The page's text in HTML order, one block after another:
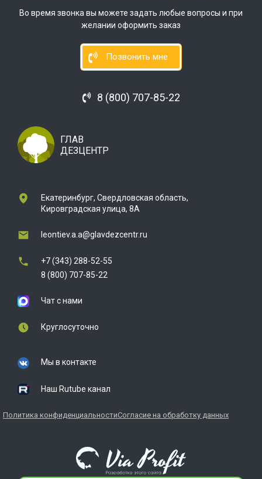
Во время звонка вы можете задать любые вопросы и при
желании оформить заказ
Позвонить мне
8 (800) 707-85-22
ГЛАВ
ДЕЗЦЕНТР
Екатеринбург, Свердловская область,
Кировградская улица, 8А
leontiev.a.a@glavdezcentr.ru
+7 (343) 288-52-55
8 (800) 707-85-22
Чат с нами
Круглосуточно
Мы в контакте
Наш Rutube канал
Политика конфиденциальностиСогласие на обработку данных